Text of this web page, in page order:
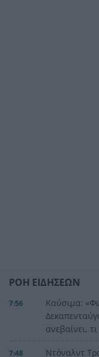
ΡΟΗ ΕΙΔΗΣΕΩΝ
7:56
Καύσιμα:
ανεβαίνει,
7:48 Ντόναλντ